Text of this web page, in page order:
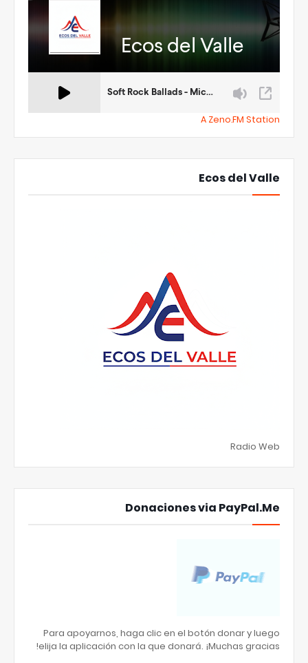
A Zeno.FM Station
Ecos del Valle
Radio Web
Donaciones via PayPal.Me
Para apoyarnos, haga clic en el botón donar y luego
elija la aplicación con la que donará. ¡Muchas gracias!